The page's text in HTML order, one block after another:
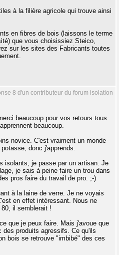
à la filière agricole qui trouve ainsi
en fibres de bois (laissons le terme
que vous choisissiez Steico,
sur les sites des Fabricants toutes
8 d'un contributeur du forum isolation
beaucoup pour vos retours tous
beaucoup.
novice. C'est vraiment un monde
donc j'apprends.
isolants, je passe par un artisan. Je
je sais à peine faire un trou dans
pros faire du travail de pro. ;-)
à la laine de verre. Je ne voyais
en effet intéressant. Nous ne
il semblerait !
que je peux faire. Mais j'avoue que
des produits agressifs. Ce qu'ils
bois se retrouve "imbibé" des ces